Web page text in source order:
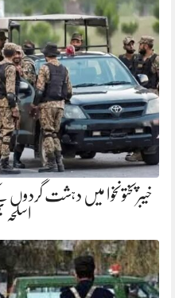
خیبرپختونخوا میں دہشت
اسلحہ